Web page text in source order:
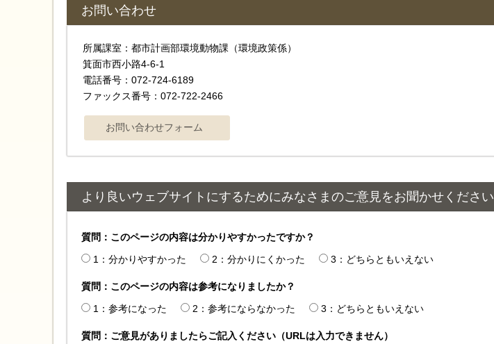
お問い合わせ
所属課室：都市計画部環境動物課（環境政策係）
箕面市西小路4-6-1
電話番号：072-724-6189
ファックス番号：072-722-2466
より良いウェブサイトにするためにみなさまのご意見をお聞かせください
質問：このページの内容は分かりやすかったですか？
1：分かりやすかった
2：分かりにくかった 3：どちらともいえない
質問：このページの内容は参考になりましたか？
1：参考になった
2：参考にならなかった 3：どちらともいえない
質問：ご意見がありましたらご記入ください（URLは入力できません）